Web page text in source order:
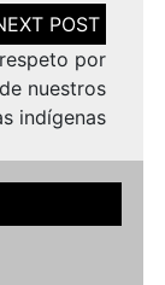
por
nuestros
indígenas